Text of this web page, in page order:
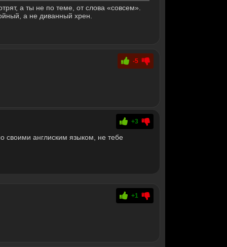
а ты не по теме, от слова «совсем».
а не диванный хрен.
-5
+3
своими англиским языком, не тебе
+1